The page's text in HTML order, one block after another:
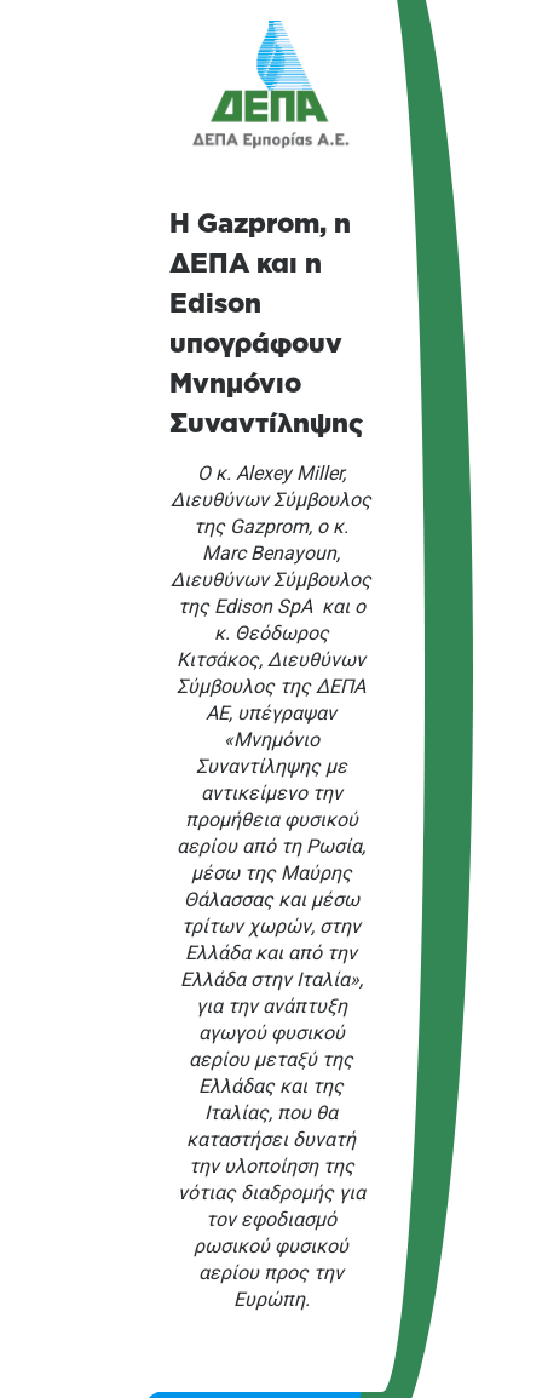
Η Gazprom, η
ΔΕΠΑ και η
Edison
υπογράφουν
Μνημόνιο
Συναντίληψης
Ο κ. Alexey Miller,
Διευθύνων Σύμβουλος
της Gazprom, ο κ.
Marc Benayoun,
Διευθύνων Σύμβουλος
της Edison SpA και ο
κ. Θεόδωρος
Κιτσάκος, Διευθύνων
Σύμβουλος της ΔΕΠΑ
ΑΕ, υπέγραψαν
«Μνημόνιο
Συναντίληψης με
αντικείμενο την
προμήθεια φυσικού
αερίου από τη Ρωσία,
μέσω της Μαύρης
Θάλασσας και μέσω
τρίτων χωρών, στην
Ελλάδα και από την
Ελλάδα στην Ιταλία»,
για την ανάπτυξη
αγωγού φυσικού
αερίου μεταξύ της
Ελλάδας και της
Ιταλίας, που θα
καταστήσει δυνατή
την υλοποίηση της
νότιας διαδρομής για
τον εφοδιασμό
ρωσικού φυσικού
αερίου προς την
Ευρώπη.